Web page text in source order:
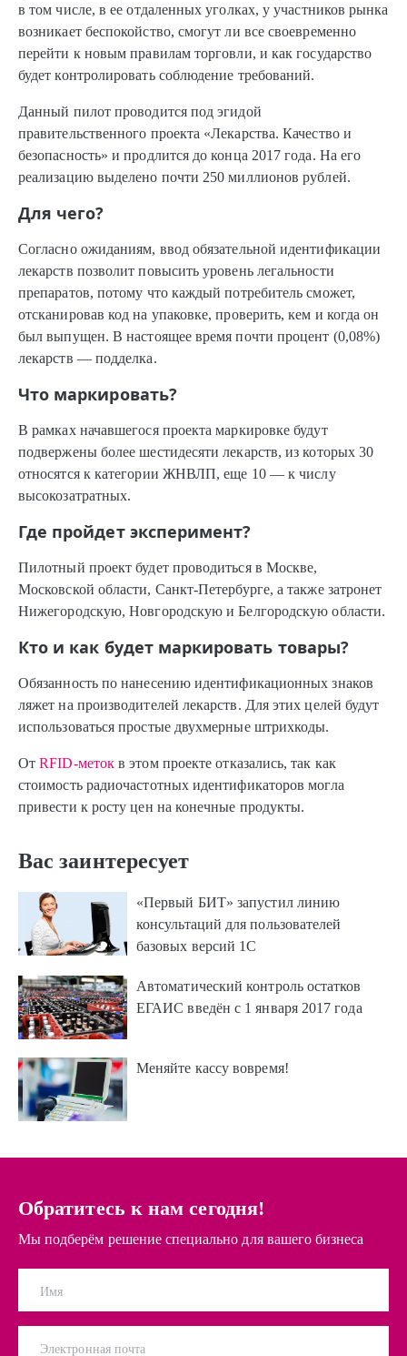
в том числе, в ее отдаленных уголках, у участников рынка
возникает беспокойство, смогут ли все своевременно
перейти к новым правилам торговли, и как государство
будет контролировать соблюдение требований.
Данный пилот проводится под эгидой
правительственного проекта «Лекарства. Качество и
безопасность» и продлится до конца 2017 года. На его
реализацию выделено почти 250 миллионов рублей.
Для чего?
Согласно ожиданиям, ввод обязательной идентификации
лекарств позволит повысить уровень легальности
препаратов, потому что каждый потребитель сможет,
отсканировав код на упаковке, проверить, кем и когда он
был выпущен. В настоящее время почти процент (0,08%)
лекарств — подделка.
Что маркировать?
В рамках начавшегося проекта маркировке будут
подвержены более шестидесяти лекарств, из которых 30
относятся к категории ЖНВЛП, еще 10 — к числу
высокозатратных.
Где пройдет эксперимент?
Пилотный проект будет проводиться в Москве,
Московской области, Санкт-Петербурге, а также затронет
Нижегородскую, Новгородскую и Белгородскую области.
Кто и как будет маркировать товары?
Обязанность по нанесению идентификационных знаков
ляжет на производителей лекарств. Для этих целей будут
использоваться простые двухмерные штрихкоды.
ОтRFID-меток в этом проекте отказались, так как
стоимость радиочастотных идентификаторов могла
привести к росту цен на конечные продукты.
Вас заинтересует
«Первый БИТ» запустил линию
консультаций для пользователей
базовых версий 1С
Автоматический контроль остатков
ЕГАИС введён с 1 января 2017 года
Меняйте кассу вовремя!
Обратитесь к нам сегодня!
Мы подберём решение специально для вашего бизнеса
Имя
Электронная почта